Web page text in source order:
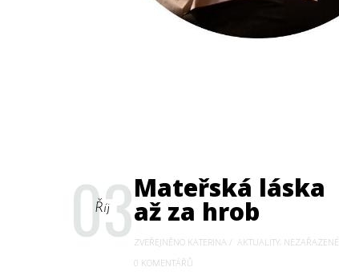
03
Říj
Mateřská láska
až za hrob
ZVEŘEJNĚNO KATERINA AKTUALITY NEZAŘAZENÉ
0 KOMENTÁŘŮ